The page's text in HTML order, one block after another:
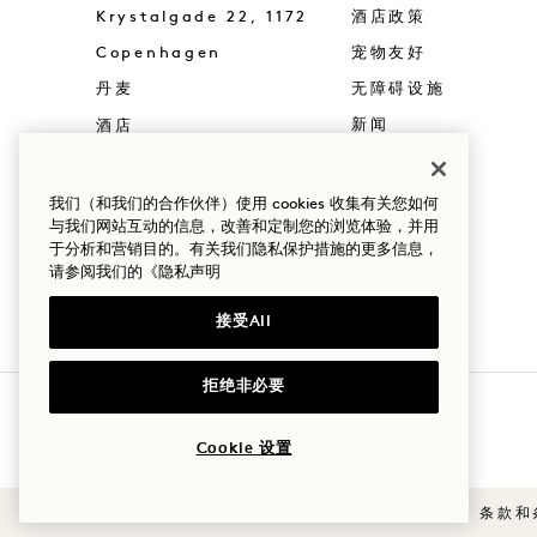
Krystalgade 22, 1172
Copenhagen
丹麦
酒店
预订：
+45 33 45 98 00
+1 855 212 0200
酒店政策
宠物友好
无障碍设施
新闻
条款和
我们（和我们的合作伙伴）使用 cookies 收集有关您如何
与我们网站互动的信息，改善和定制您的浏览体验，并用
于分析和营销目的。有关我们隐私保护措施的更多信息，
请参阅我们的
《隐私声明
接受All
拒绝非必要
Cookie 设置